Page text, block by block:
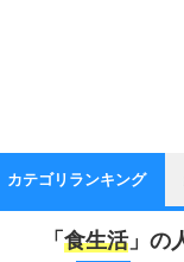
カテゴリランキング
「 食生活」の